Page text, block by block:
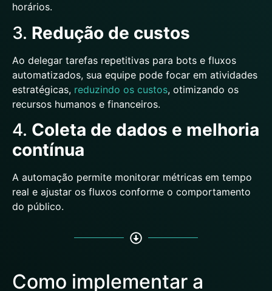
horários.
3. Redução de custos
Ao delegar tarefas repetitivas para bots e fluxos
automatizados, sua equipe pode focar em atividades
estratégicas, reduzindo os custos, otimizando os
recursos humanos e financeiros.
4. Coleta de dados e melhoria
contínua
A automação permite monitorar métricas em tempo
real e ajustar os fluxos conforme o comportamento
do público.
Como implementar a